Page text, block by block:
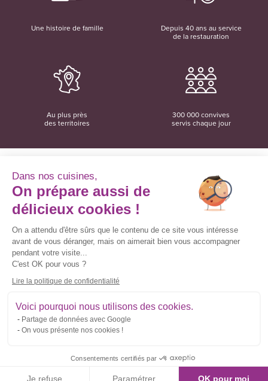
Une histoire de famille
Depuis 40 ans au service
de la restauration
Au plus près
des territoires
300 000 convives
servis chaque jour
Convivio
12 rue du Domaine
Convivio sur les réseaux sociaux
Inscrivez-vous à la newsletter
Courriel
*
Contact Mentions légales
Politique de confidentialité
Dans nos cuisines,
On prépare aussi de
délicieux cookies !
On a attendu d'être sûrs que le contenu de ce site vous intéresse
avant de vous déranger, mais on aimerait bien vous accompagner
pendant votre visite...
C'est OK pour vous ?
Lire la politique de confidentialité
Voici pourquoi nous utilisons des cookies.
Partage de données avec Google
On vous présente nos cookies !
Consentements certifiés par
Je refuse Paramétrer OK pour moi